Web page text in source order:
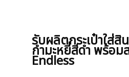
รับผลิตกระเป๋าใส่สิ
กำมะหยี่สีดำ พร้อม
Endless